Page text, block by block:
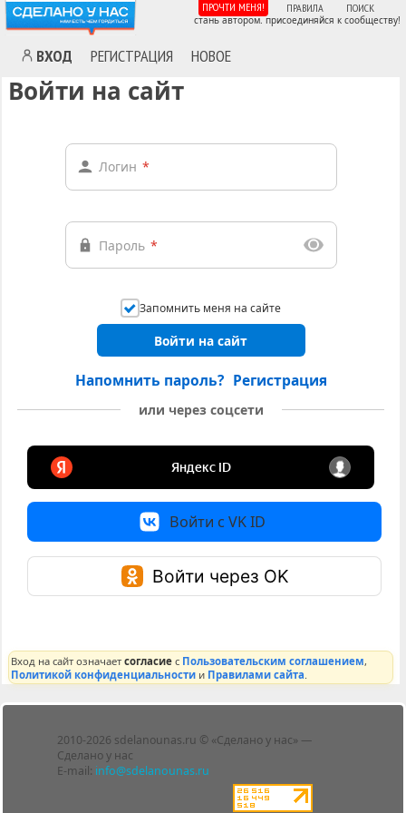
ВХОД РЕГИСТРАЦИЯ НОВОЕ
ПРОЧТИ МЕНЯ! ПРАВИЛА ПОИСК
стань автором. присоединяйся к сообществу!
Войти на сайт
Логин *
Пароль *
Запомнить меня на сайте
Войти на сайт
Напомнить пароль? Регистрация
или через соцсети
Войти с VK ID
Войти через OK
Вход на сайт означаетсогласие с Пользовательским соглашением,
Политикой конфиденциальности и Правилами сайта
2010-2026 sdelanounas.ru © «Сделано у нас» —
Сделано у нас
E-mail: info@sdelanounas.ru
Блоги
Люди
Политика